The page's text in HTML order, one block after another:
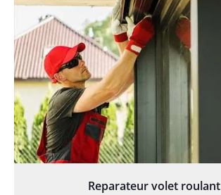
Reparateur volet roulant